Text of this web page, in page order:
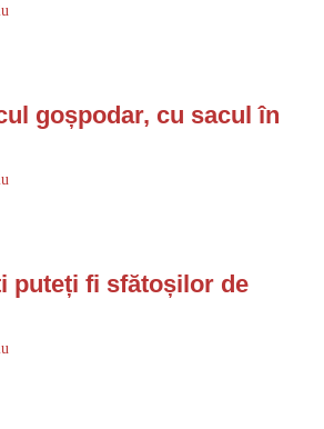
goșpodar, cu sacul în
puteți fi sfătoșilor de